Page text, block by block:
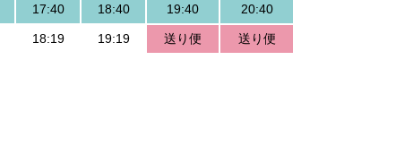
17:40 18:40 19:40 20:40
18:19 19:19 送り便 送り便